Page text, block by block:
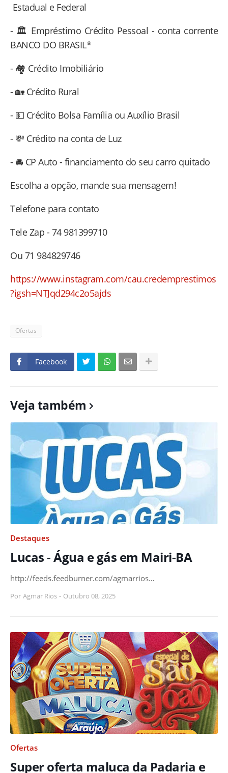
Estadual e Federal
- 🏛 Empréstimo Crédito Pessoal - conta corrente
BANCO DO BRASIL*
- 🏘 Crédito Imobiliário⁠
- ⁠🏡 Crédito Rural
- ⁠💵 Crédito Bolsa Família ou Auxílio Brasil
- 💸 Crédito na conta de Luz
- ⁠🚘 CP Auto - financiamento do seu carro quitado
Escolha a opção, mande sua mensagem!
Telefone para contato
Tele Zap - 74 981399710
Ou 71 984829746
https://www.instagram.com/cau.credemprestimos
?igsh=NTJqd294c2o5ajds
Ofertas
Facebook
Veja também
Destaques
Lucas - Água e gás em Mairi-BA
http://feeds.feedburner.com/agmarrios…
Por Agmar Rios - Outubro 08, 2025
Ofertas
Super oferta maluca da Padaria e